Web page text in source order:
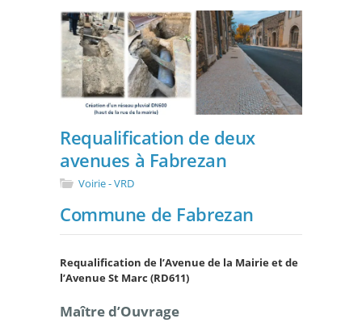
Requalification de deux
avenues à Fabrezan
Voirie - VRD
Commune de Fabrezan
Requalification de l’Avenue de la Mairie et de
l’Avenue St Marc (RD611)
Maître d’Ouvrage